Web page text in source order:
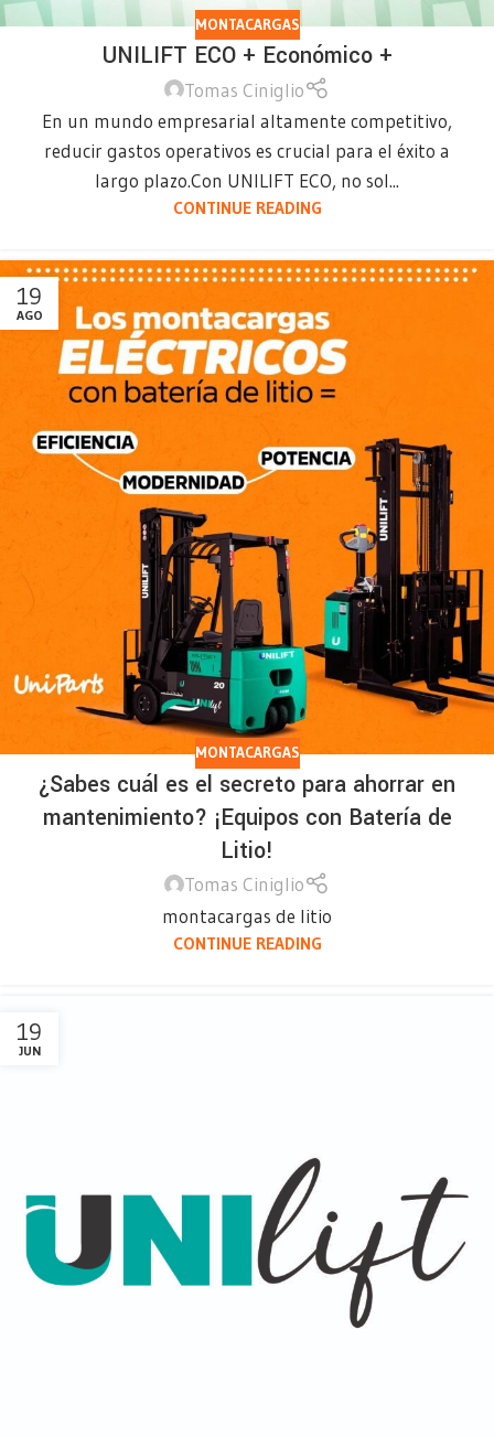
MONTACARGAS
UNILIFT ECO + Económico +
Tomas Ciniglio
En un mundo empresarial altamente competitivo,
reducir gastos operativos es crucial para el éxito a
largo plazo.Con UNILIFT ECO, no sol...
CONTINUE READING
19
AGO
MONTACARGAS
¿Sabes cuál es el secreto para ahorrar en
mantenimiento? ¡Equipos con Batería de
Litio!
Tomas Ciniglio
montacargas de litio
CONTINUE READING
19
JUN